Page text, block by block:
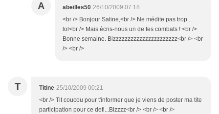
A abeilles50 26/10/2009 07:18
<br /> Bonjour Satine,<br /> Ne médite pas trop...
lol<br /> Mais écris-nous un de tes combats ! <br />
Bonne semaine. Bizzzzzzzzzzzzzzzzzzzzzz<br /> <br
/> <br />
T Titine 25/10/2009 00:21
<br /> Tit coucou pour t'informer que je viens de poster ma tite
participation pour ce defi...Bizzzz<br /> <br /> <br />